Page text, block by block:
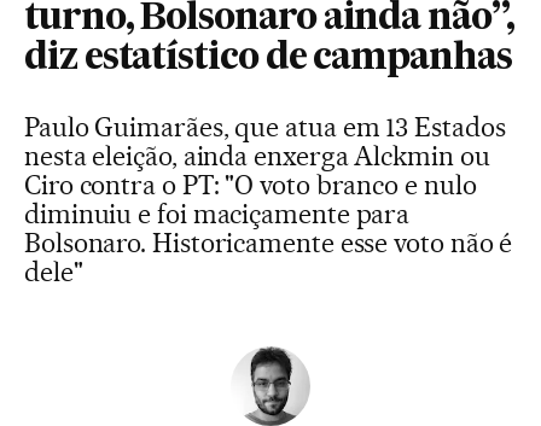
turno, Bolsonaro ainda não”,
diz estatístico de campanhas
Paulo Guimarães, que atua em 13 Estados
nesta eleição, ainda enxerga Alckmin ou
Ciro contra o PT: "O voto branco e nulo
diminuiu e foi maciçamente para
Bolsonaro. Historicamente esse voto não é
dele"